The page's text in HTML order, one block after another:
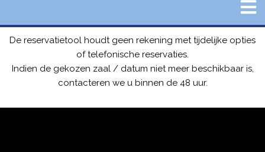
De reservatietool houdt geen rekening met tijdelijke opties
of telefonische reservaties.
Indien de gekozen zaal / datum niet meer beschikbaar is,
contacteren we u binnen de 48 uur.